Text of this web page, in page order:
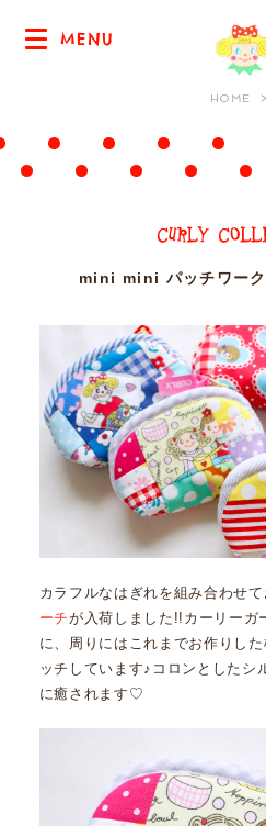
MENU
HOME
mini mini パッチワー
カラフルなはぎれを組み合わせ
ーチが入荷しました!!カーリーガ
に、周りにはこれまでお作りし
ッチしています♪コロンとしたシ
に癒されます♡